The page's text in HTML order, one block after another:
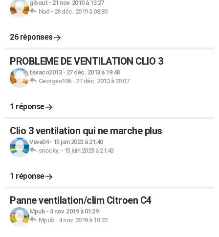
gibout - 21 nov. 2010 à 13:27
Nad - 28 déc. 2019 à 08:30
26 réponses
PROBLEME DE VENTILATION CLIO 3
texaco2013- 27 déc. 2013 à 19:48
Georges106- 27 déc. 2013 à 20:07
1 réponse
Clio 3 ventilation qui ne marche plus
Vava04- 15 juin 2023 à 21:40
snocky. - 15 juin 2023 à 21:43
1 réponse
Panne ventilation/clim Citroen C4
Mpub - 3 nov. 2019 à 01:29
Mpub - 4 nov. 2019 à 18:22